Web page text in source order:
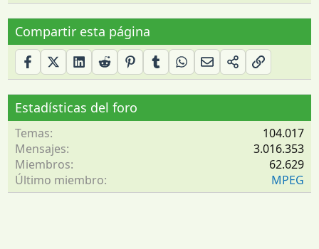
Compartir esta página
Estadísticas del foro
Temas
104.017
Mensajes
3.016.353
Miembros
62.629
Último miembro
MPEG